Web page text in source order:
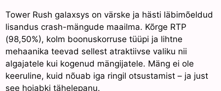
Tower Rush galaxsys on värske ja hästi läbimõeldud
lisandus crash-mängude maailma. Kõrge RTP
(98,50%), kolm boonuskorruse tüüpi ja lihtne
mehaanika teevad sellest atraktiivse valiku nii
algajatele kui kogenud mängijatele. Mäng ei ole
keeruline, kuid nõuab iga ringil otsustamist – ja just
see hoiabki tähelepanu.